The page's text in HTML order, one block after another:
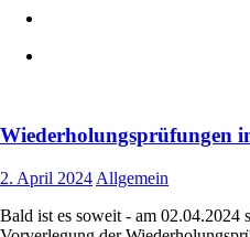
Wiederholungsprüfungen
2. April 2024 Allgemein
Bald ist es soweit - am 02.04.2024